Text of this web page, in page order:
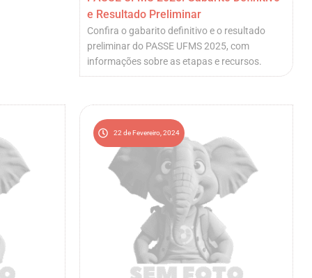
e Resultado Preliminar
Confira o gabarito definitivo e o resultado
preliminar do PASSE UFMS 2025, com
informações sobre as etapas e recursos.
22 de Fevereiro, 2024